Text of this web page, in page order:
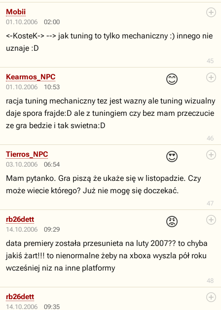
01.10.2006 02:00
45
Mobii
<-KosteK-> --> jak tuning to tylko mechaniczny :) innego nie
uznaje :D
01.10.2006 10:53
😊
46
Kearmos_NPC
racja tuning mechaniczny tez jest wazny ale tuning wizualny
daje spora frajde:D ale z tuningiem czy bez mam przeczucie
ze gra bedzie i tak swietna:D
03.10.2006 06:54
😍
47
Tierros_NPC
Mam pytanko. Gra piszą że ukaże się w listopadzie. Czy
może wiecie którego? Już nie mogę się doczekać.
14.10.2006 09:29
😡
48
rb26dett
data premiery została przesunieta na luty 2007?? to chyba
jakiś żart!!! to nienormalne żeby na xboxa wyszla pół roku
wcześniej niz na inne platformy
14.10.2006 09:35
rb26dett